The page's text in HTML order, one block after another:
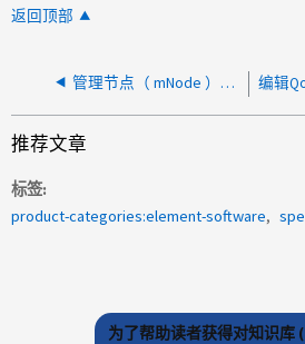
返回顶部
管理节点（ mNode ）关闭或重新启动是否会影响存储服务？
推荐文章
标签
product-categories:element-software
为了帮助读者获得对知识库